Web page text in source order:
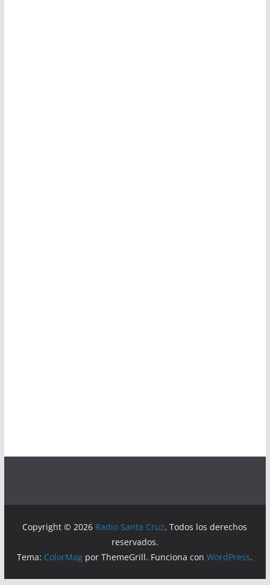
Copyright © 2026 Radio Santa Cruz. Todos los derechos
reservados.
Tema: ColorMag por ThemeGrill. Funciona conWordPress.